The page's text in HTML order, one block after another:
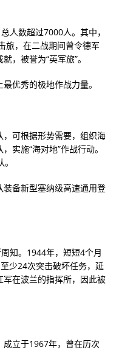
人数超过7000人。其中，
旅，在二战期间曾令德军
，被誉为“英军旅”。
优秀的极地作战力量。
可根据形势需要，组织海
实施“海对地”作战行动。
备新型塞纳级高速通用登
知。1944年，短短4个月
少24次突击破坏任务，延
在波兰的指挥所，因此被
立于1967年，曾在历次